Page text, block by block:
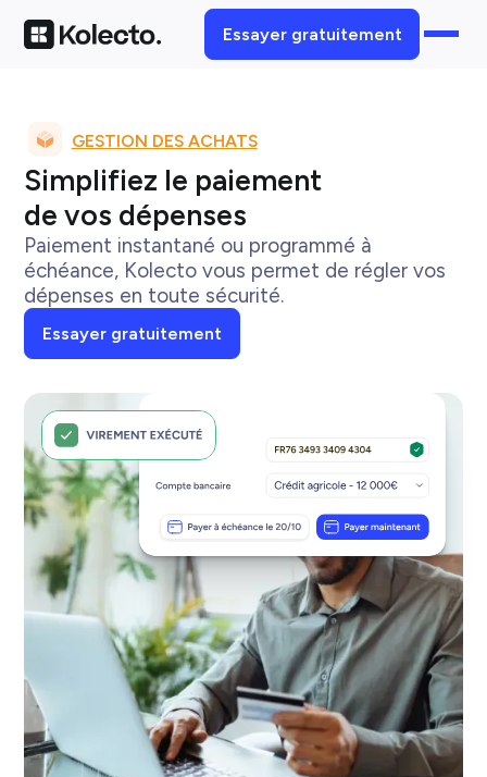
Essayer gratuitement
GESTION DES ACHATS
Simplifiez le paiement
de vos dépenses
Paiement instantané ou programmé à
échéance, Kolecto vous permet de régler vos
dépenses en toute sécurité.
Essayer gratuitement